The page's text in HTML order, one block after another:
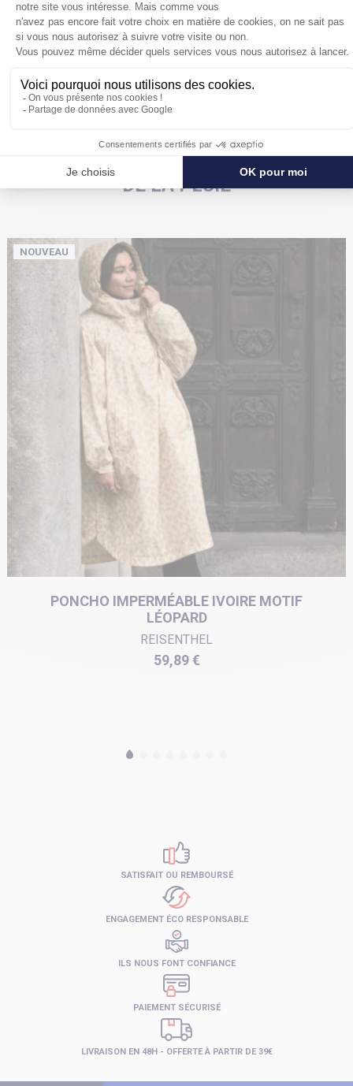
POUR SE PROTÉGER ENCORE PLUS
DE LA PLUIE
PONCHO IMPERMÉABLE IVOIRE MOTIF
LÉOPARD
REISENTHEL
Prix
59,89 €
NOUVEAU
LIVRAISON EN 48H - OFFERTE À PARTIR DE 39€
PAIEMENT SÉCURISÉ
SATISFAIT OU REMBOURSÉ
ENGAGEMENT ÉCO RESPONSABLE
ILS NOUS FONT CONFIANCE